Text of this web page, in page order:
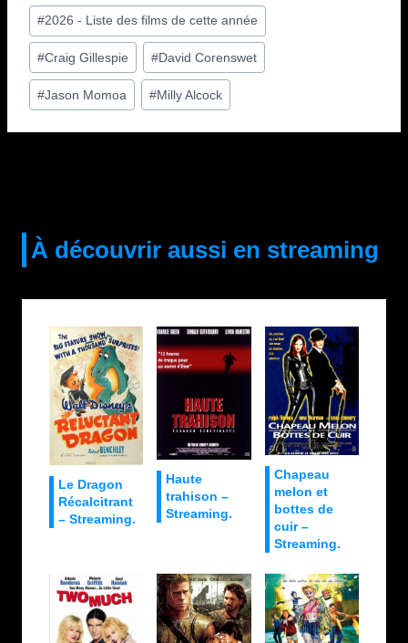
Étiquettes
de
la
publication :
#2026 - Liste des films de cette année
#Craig Gillespie #David Corenswet
#Jason Momoa #Milly Alcock
À découvrir aussi en streaming
Le Dragon
Récalcitrant
– Streaming.
Haute
trahison –
Streaming.
Chapeau
melon et
bottes de
cuir –
Streaming.